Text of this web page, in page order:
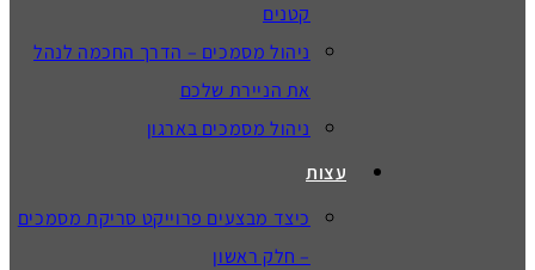
קטנים
ניהול מסמכים – הדרך החכמה לנהל
את הניירת שלכם
ניהול מסמכים בארגון
עצות
כיצד מבצעים פרוייקט סריקת מסמכים
– חלק ראשון